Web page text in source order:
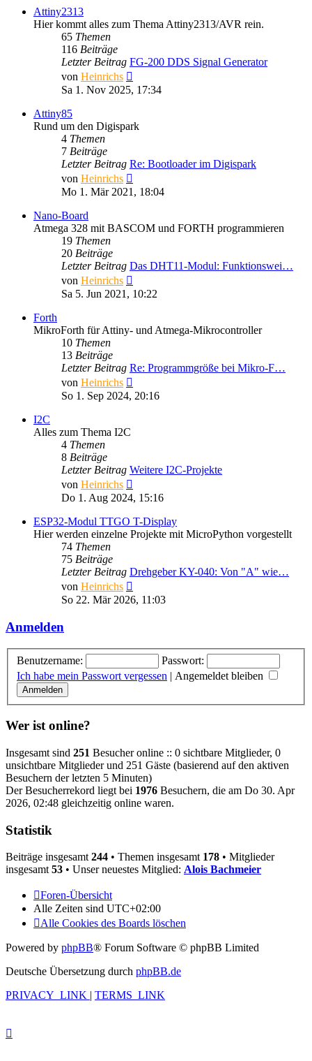
Attiny2313
Hier kommt alles zum Thema Attiny2313/AVR rein.
65 Themen
116 Beiträge
Letzter Beitrag FG-200 DDS Signal Generator
von Heinrichs
Beitrag
Sa 1. Nov 2025, 17:34
Attiny85
Rund um den Digispark
4 Themen
7 Beiträge
Letzter Beitrag Re: Bootloader im Digispark
von Heinrichs
Beitrag
Mo 1. Mär 2021, 18:04
Nano-Board
Atmega 328 mit BASCOM und FORTH programmieren
19 Themen
20 Beiträge
Letzter Beitrag Das DHT11-Modul: Funktionswei…
von Heinrichs
Beitrag
Sa 5. Jun 2021, 10:22
Forth
MikroForth für Attiny- und Atmega-Mikrocontroller
10 Themen
13 Beiträge
Letzter Beitrag Re: Programmgröße bei Mikro-F…
von Heinrichs
Beitrag
So 1. Sep 2024, 20:16
I2C
Alles zum Thema I2C
4 Themen
8 Beiträge
Letzter Beitrag Weitere I2C-Projekte
von Heinrichs
Beitrag
Do 1. Aug 2024, 15:16
ESP32-Modul TTGO T-Display
Hier werden einzelne Projekte mit MicroPython vorgestellt
74 Themen
75 Beiträge
Letzter Beitrag Drehgeber KY-040: Von "A" wie…
von Heinrichs
Beitrag
So 22. Mär 2026, 11:03
Anmelden
Benutzername:
Passwort:
Ich habe mein Passwort vergessen | Angemeldet bleiben
Wer ist online?
Insgesamt sind 251 Besucher online :: 0 sichtbare Mitglieder, 0
unsichtbare Mitglieder und 251 Gäste (basierend auf den aktiven
Besuchern der letzten 5 Minuten)
Der Besucherrekord liegt bei 1976 Besuchern, die am Do 30. Apr
2026, 02:48 gleichzeitig online waren.
Statistik
Beiträge insgesamt 244 • Themen insgesamt 178 • Mitglieder
insgesamt 53 • Unser neuestes Mitglied: Alois Bachmeier
Foren-Übersicht
Alle Zeiten sind UTC+02:00
Alle Cookies des Boards löschen
Powered by phpBB® Forum Software © phpBB Limited
Deutsche Übersetzung durch phpBB.de
PRIVACY_LINK | TERMS_LINK